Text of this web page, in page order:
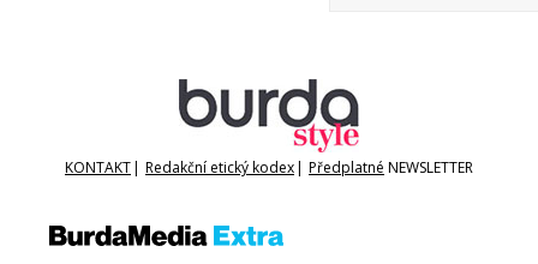
KONTAKT| Redakční etický kodex| Předplatné NEWSLETTER